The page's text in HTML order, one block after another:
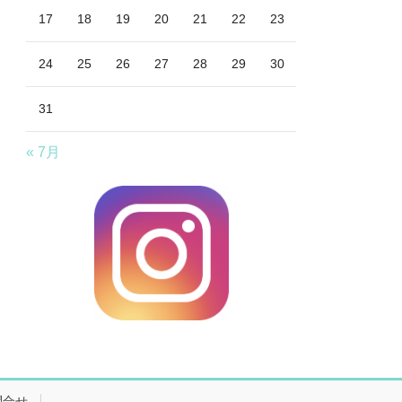
17 18 19 20 21 22 23
24 25 26 27 28 29 30
31
« 7月